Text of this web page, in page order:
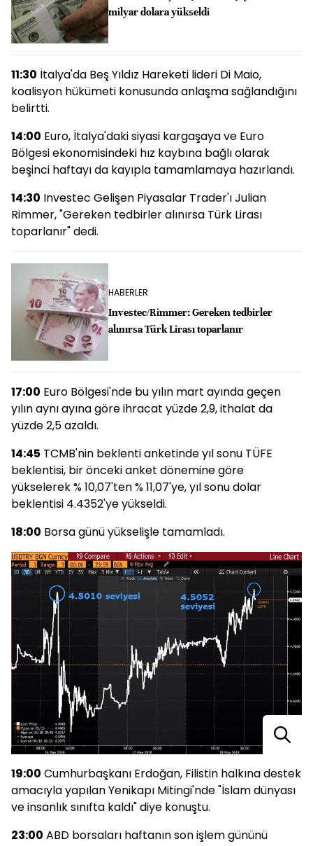
milyar dolara yükseldi
11:30 İtalya'da Beş Yıldız Hareketi lideri Di Maio,
koalisyon hükümeti konusunda anlaşma sağlandığını
belirtti.
14:00 Euro, İtalya'daki siyasi kargaşaya ve Euro
Bölgesi ekonomisindeki hız kaybına bağlı olarak
beşinci haftayı da kayıpla tamamlamaya hazırlandı.
14:30 Investec Gelişen Piyasalar Trader'ı Julian
Rimmer, "Gereken tedbirler alınırsa Türk Lirası
toparlanır" dedi.
HABERLER
Investec/Rimmer: Gereken tedbirler
alınırsa Türk Lirası toparlanır
17:00 Euro Bölgesi'nde bu yılın mart ayında geçen
yılın aynı ayına göre ihracat yüzde 2,9, ithalat da
yüzde 2,5 azaldı.
14:45 TCMB'nin beklenti anketinde yıl sonu TÜFE
beklentisi, bir önceki anket dönemine göre
yükselerek % 10,07'ten % 11,07'ye, yıl sonu dolar
beklentisi 4.4352'ye yükseldi.
18:00 Borsa günü yükselişle tamamladı.
19:00 Cumhurbaşkanı Erdoğan, Filistin halkına destek
amacıyla yapılan Yenikapı Mitingi'nde "İslam dünyası
ve insanlık sınıfta kaldı" diye konuştu.
23:00 ABD borsaları haftanın son işlem gününü